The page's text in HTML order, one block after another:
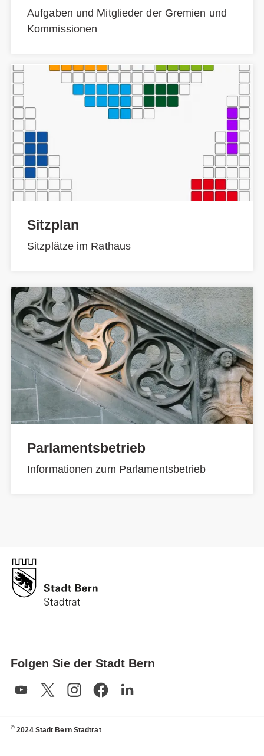
Aufgaben und Mitglieder der Gremien und
Kommissionen
Sitzplan
Sitzplätze im Rathaus
Parlamentsbetrieb
Informationen zum Parlamentsbetrieb
Folgen Sie der Stadt Bern
© 2024 Stadt Bern Stadtrat